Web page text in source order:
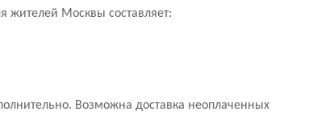
жителей Москвы составляет:
Возможна доставка неоплаченных